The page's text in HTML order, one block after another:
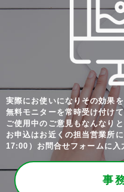
実際にお使いになりその効果
無料モニターを常時受け付けて
ご使用中のご意見もなんなり
お申込はお近くの担当営業所
17:00） お問合せフォームに入
事